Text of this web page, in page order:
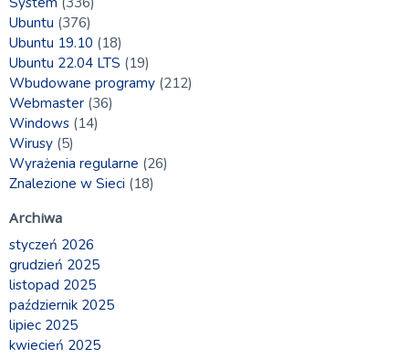
Ubuntu (376)
Ubuntu 19.10 (18)
Ubuntu 22.04 LTS (19)
Wbudowane programy (212)
Webmaster (36)
Windows (14)
Wirusy (5)
Wyrażenia regularne (26)
Znalezione w Sieci (18)
Archiwa
styczeń 2026
grudzień 2025
listopad 2025
październik 2025
lipiec 2025
kwiecień 2025